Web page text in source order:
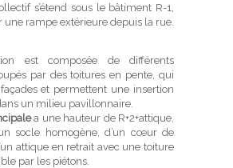
s’étend sous le bâtiment R-1,
une rampe extérieure depuis la rue.
est composée de différents
par des toitures en pente, qui
et permettent une insertion
un milieu pavillonnaire.
a une hauteur de R+2+attique,
socle homogène, d’un cœur de
attique en retrait avec une toiture
par les piétons.